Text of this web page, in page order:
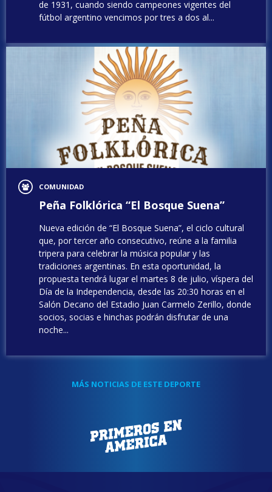
de 1931, cuando siendo campeones vigentes del
fútbol argentino vencimos por tres a dos al...
COMUNIDAD
Peña Folklórica “El Bosque Suena”
Nueva edición de “El Bosque Suena”, el ciclo cultural
que, por tercer año consecutivo, reúne a la familia
tripera para celebrar la música popular y las
tradiciones argentinas. En esta oportunidad, la
propuesta tendrá lugar el martes 8 de julio, víspera del
Día de la Independencia, desde las 20:30 horas en el
Salón Decano del Estadio Juan Carmelo Zerillo, donde
socios, socias e hinchas podrán disfrutar de una
noche...
MÁS NOTICIAS DE ESTE DEPORTE